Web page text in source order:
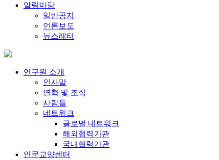
알림마당
일반공지
언론보도
뉴스레터
연구원 소개
인사말
연혁 및 조직
사람들
네트워크
글로벌 네트워크
해외협력기관
국내협력기관
인문교양센터